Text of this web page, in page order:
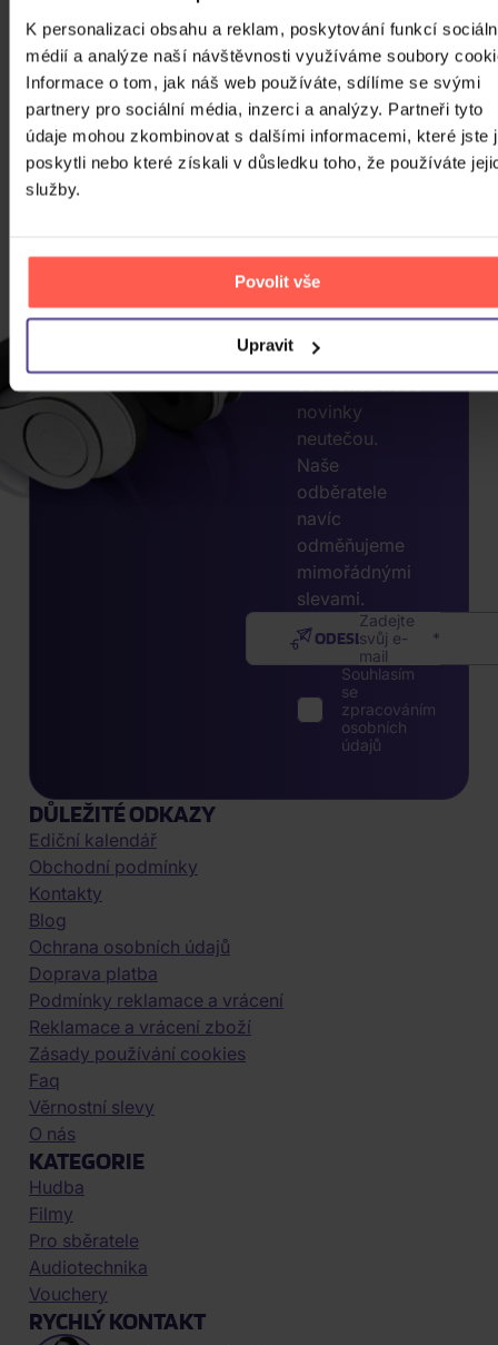
K personalizaci obsahu a reklam, poskytování funkcí
médií a analýze naší návštěvnosti využíváme soubory
Informace o tom, jak náš web používáte, sdílíme se svými
partnery pro sociální média, inzerci a analýzy. Partneři tyto
údaje mohou zkombinovat s dalšími informacemi, které jste
poskytli nebo které získali v důsledku toho, že používáte
služby.
Povolit vše
Upravit
CHCETE
JEŠTĚ
VÍCE
E-MAIL.
Přihlaste se k
newsletteru, ať
vám akce nebo
novinky
neutečou.
Naše
odběratele
navíc
odměňujeme
mimořádnými
slevami.
Zadejte
svůj e-
mail
ODESLAT
Souhlasím
se
zpracováním
osobních
údajů
DŮLEŽITÉ ODKAZY
Ediční kalendář
Obchodní podmínky
Kontakty
Blog
Ochrana osobních údajů
Doprava platba
Podmínky reklamace a vrácení
Reklamace a vrácení zboží
Zásady používání cookies
Faq
Věrnostní slevy
O nás
KATEGORIE
Hudba
Filmy
Pro sběratele
Audiotechnika
Vouchery
RYCHLÝ KONTAKT